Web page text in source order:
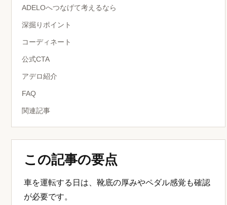
ADELOへつなげて考えるなら
深掘りポイント
コーディネート
公式CTA
アデロ紹介
FAQ
関連記事
この記事の要点
車を運転する日は、靴底の厚みやペダル感覚も確認
が必要です。